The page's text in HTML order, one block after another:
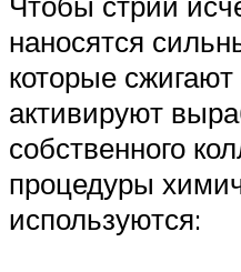
наносятся
которые
активируют
собственного
процедуры
используются: